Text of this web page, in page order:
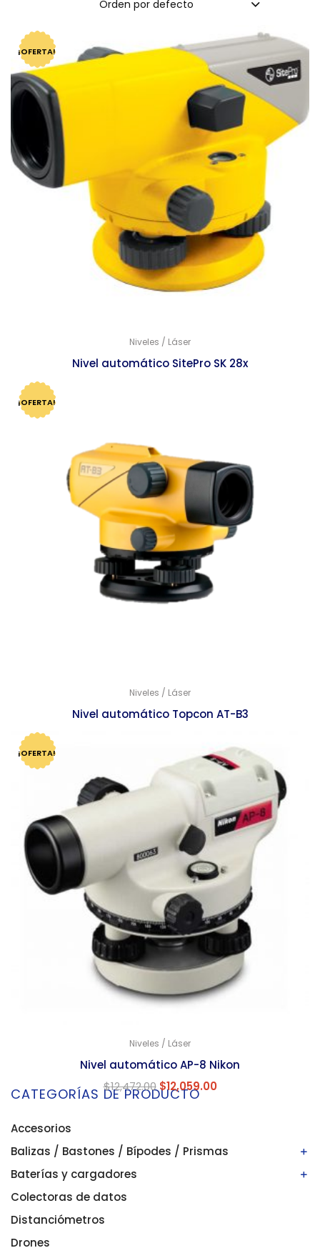
Orden por defecto
¡OFERTA!
Niveles / Láser
Nivel automático SitePro SK 28x
¡OFERTA!
Niveles / Láser
Nivel automático Topcon AT-B3
¡OFERTA!
Niveles / Láser
Nivel automático AP-8 Nikon
$12,472.00 $12,059.00
CATEGORÍAS DE PRODUCTO
Accesorios
Balizas / Bastones / Bípodes / Prismas
Bastones/balizas
Bípodes
Prismas
Baterías y cargadores
Baterías
Cargadores
Colectoras de datos
Distanciómetros
Drones